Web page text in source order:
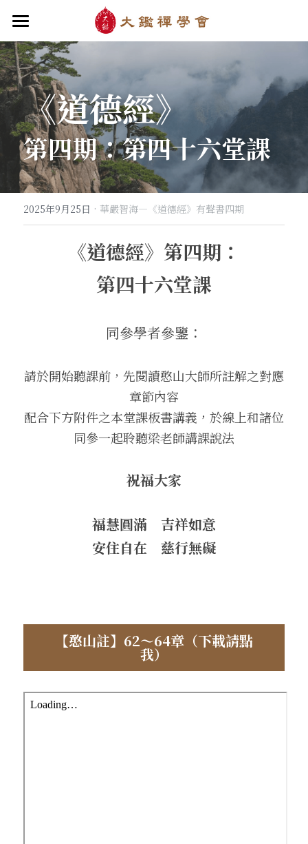
首頁
關於大鑑
成立緣起與宗旨
關於大鑑禪堂
道場內景
入會申請
大鑑導師
禪行者簡介
．梁寒衣
自畫像
．兩座山之間
．杏葉詩
命的啟發
．閱讀與人生（下）——談閱讀對自我生
命的啟發
．焚不滅的心
．死生流注
．聽聽，隔山的道人！
梁寒衣著作（書目/序/評論）
最新消息/課程
芳嚴無涯/消息・活動
行向圓覺/課程・共修
教法/文章/思潮
華嚴智海/教觀、禪觀
宗門之眼/經藏之美
拄杖在手/隨身法藏
薔薇與棘原/現代小說・寓言小說・佛化小說
影之聲/電影內外觀
光光交會/導介・轉載
線上聆聽
【道德經】
【勝鬘經】
聯絡我們
《道德經》
第四期：第四十六堂課
2025年9月25日 · 華嚴智海—《道德經》有聲書四期
《道德經》第四期：
第四十六堂課
同參學者參鑒：
請於開始聽課前，先閱讀憨山大師所註解之對應
章節內容
配合下方附件之本堂課板書講義，於線上和諸位
同參一起聆聽梁老師講課說法
祝福大家
福慧圓滿　吉祥如意
安住自在　慈行無礙
【憨山註】62～64章（下載請點
我）